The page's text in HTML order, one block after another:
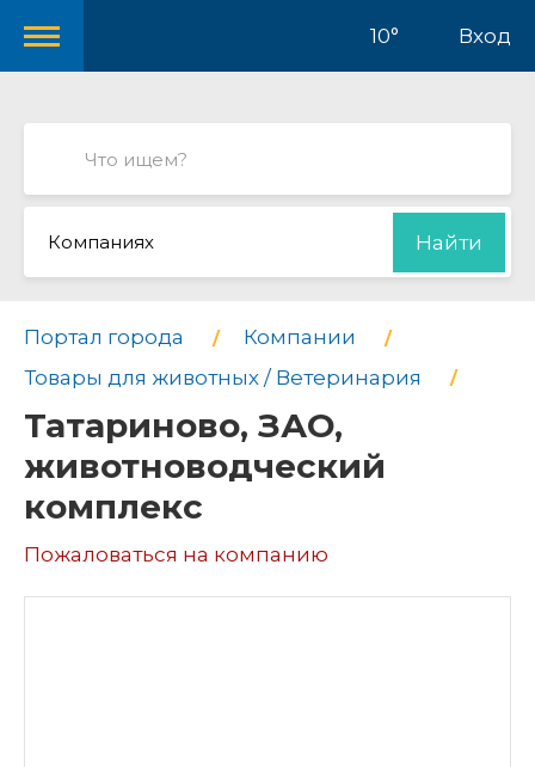
10° Вход
Компаниях Найти
Портал города
Компании
Товары для животных / Ветеринария
Татариново, ЗАО,
животноводческий
комплекс
Пожаловаться на компанию